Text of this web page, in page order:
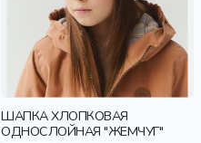
ШАПКА ХЛОПКОВАЯ
ОДНОСЛОЙНАЯ "ЖЕМЧУГ"